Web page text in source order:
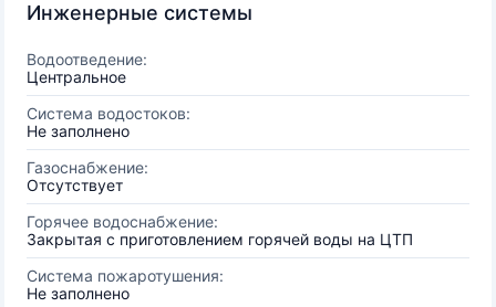
Инженерные системы
Водоотведение:
Центральное
Система водостоков:
Не заполнено
Газоснабжение:
Отсутствует
Горячее водоснабжение:
Закрытая с приготовлением горячей воды на ЦТП
Система пожаротушения:
Не заполнено